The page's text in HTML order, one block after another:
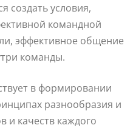
создать условия,
командной
эффективное общение
команды.
в формировании
разнообразия и
и качеств каждого